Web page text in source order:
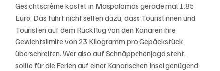
Gesichtscrème kostet in Maspalomas gerade mal 1.85
Euro. Das führt nicht selten dazu, dass Touristinnen und
Touristen auf dem Rückflug von den Kanaren ihre
Gewichtslimite von 23 Kilogramm pro Gepäckstück
überschreiten. Wer also auf Schnäppchenjagd steht,
sollte für die Ferien auf einer Kanarischen Insel genügend